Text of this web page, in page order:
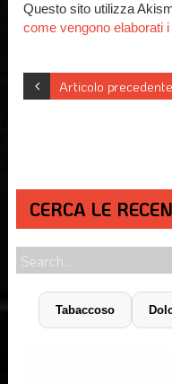
Questo sito utilizza
come vengono elaborati
Articolo precedente
CERCA LE
Tabaccoso